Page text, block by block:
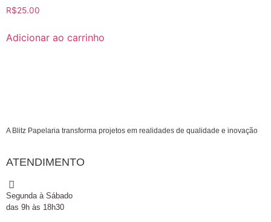
R$25.00
Adicionar ao carrinho
A Blitz Papelaria transforma projetos em realidades de qualidade e inovação
ATENDIMENTO
Segunda à Sábado
das 9h às 18h30